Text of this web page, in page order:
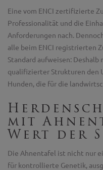
Eine vom ENCI zertifizierte
Professionalität und die
Anforderungen nach.
alle beim ENCI registrierten
Standard aufweisen:
qualifizierter Strukturen den
Hunden, die für die
mit
Wert der
Die Ahnentafel ist nicht nur
für kontrollierte Genetik,